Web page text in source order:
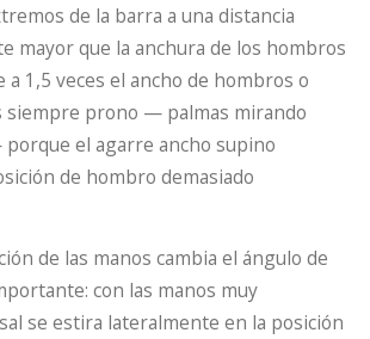
de la barra a una distancia
mayor que la anchura de los hombros
1,5 veces el ancho de hombros o
siempre prono — palmas mirando
el agarre ancho supino
de hombro demasiado
de las manos cambia el ángulo de
con las manos muy
se estira lateralmente en la posición